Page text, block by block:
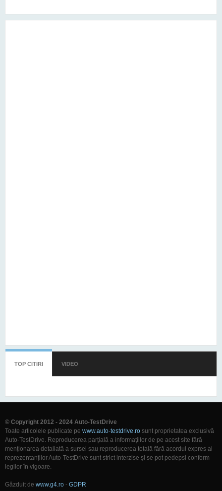
TOP CITIRI (TAB ACTIV)
VIDEO
© Copyright 2012 - 2024 Auto-TestDrive
Toate articolele publicate pe www.auto-testdrive.ro sunt proprietatea exclusivă
Auto-TestDrive. Reproducerea parțială a informațiilor de pe acest site fără
menționarea detaliată a sursei sau reproducerea totală fără acordul expres al
reprezentanților Auto-TestDrive sunt strict interzise și se pot pedepsi conform
legilor în vigoare.
Găzduit de www.g4.ro - GDPR